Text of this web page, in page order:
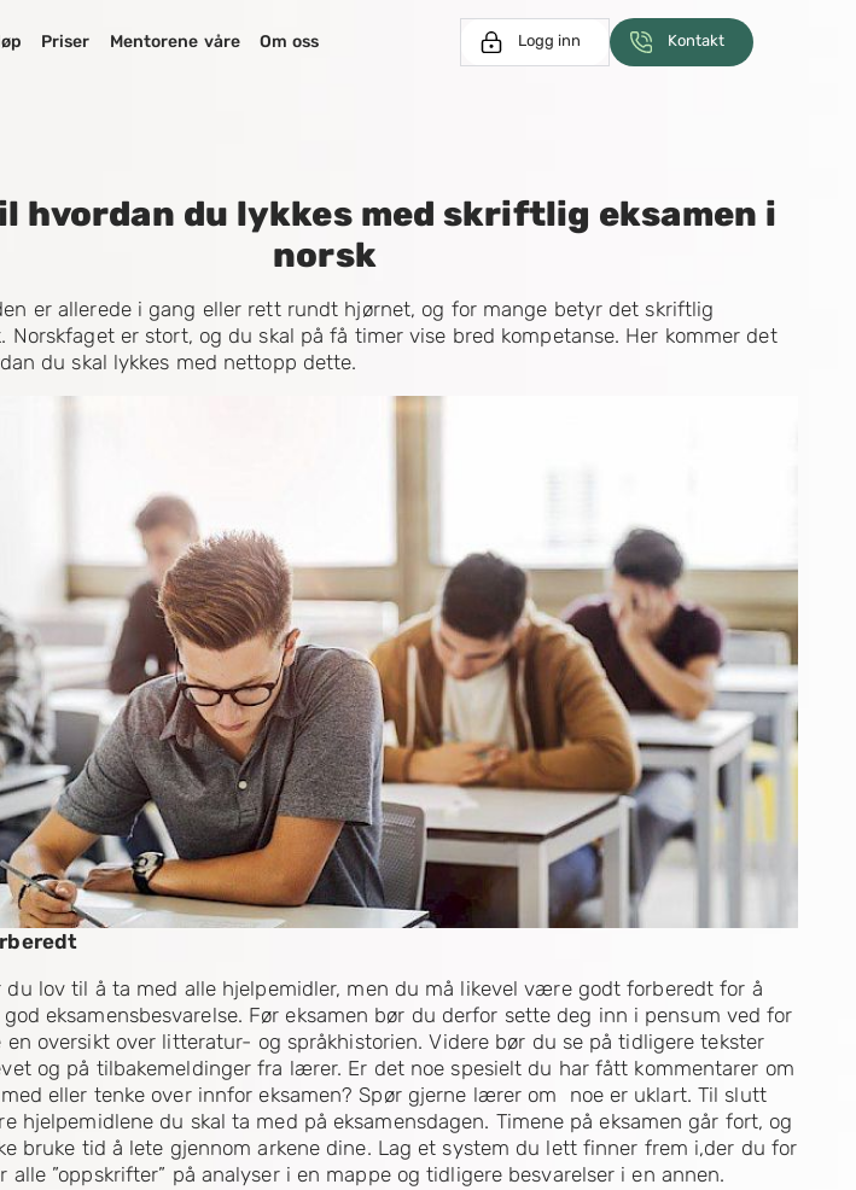
Priser Mentorene våre Om oss Logg inn Kontakt
hvordan du lykkes med skriftlig eksamen i
norsk
er allerede i gang eller rett rundt hjørnet, og for mange betyr det skriftlig
Norskfaget er stort, og du skal på få timer vise bred kompetanse. Her kommer det
du skal lykkes med nettopp dette.
du lov til å ta med alle hjelpemidler, men du må likevel være godt forberedt for å
eksamensbesvarelse. Før eksamen bør du derfor sette deg inn i pensum ved for
en oversikt over litteratur- og språkhistorien. Videre bør du se på tidligere tekster
og på tilbakemeldinger fra lærer. Er det noe spesielt du har fått kommentarer om
eller tenke over innfor eksamen? Spør gjerne lærer om noe er uklart. Til slutt
hjelpemidlene du skal ta med på eksamensdagen. Timene på eksamen går fort, og
bruke tid å lete gjennom arkene dine. Lag et system du lett finner frem i,der du for
alle ”oppskrifter” på analyser i en mappe og tidligere besvarelser i en annen.